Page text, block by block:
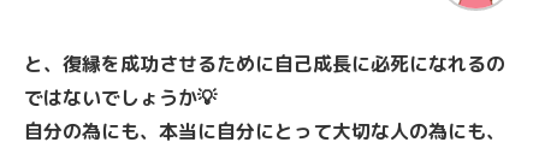
と、復縁を成功させるために自己成長に必死になれるの
ではないでしょうか💡
自分の為にも、本当に自分にとって大切な人の為にも、